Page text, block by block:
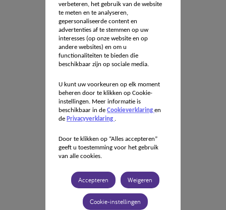
verbeteren, het gebruik van de website
te meten en te analyseren,
gepersonaliseerde content en
advertenties af te stemmen op uw
interesses (op onze website en op
andere websites) en om u
functionaliteiten te bieden die
beschikbaar zijn op sociale media.
U kunt uw voorkeuren op elk moment
beheren door te klikken op Cookie-
instellingen. Meer informatie is
beschikbaar in de Cookieverklaring en
de Privacyverklaring .
Door te klikken op “Alles accepteren”
geeft u toestemming voor het gebruik
van alle cookies.
Accepteren Weigeren
Cookie-instellingen